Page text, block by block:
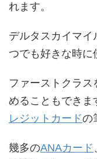
れます。
デルタスカイマイ
つでも好きな時に
ファーストクラ
めることもできま
レジットカードの
幾多のANAカード